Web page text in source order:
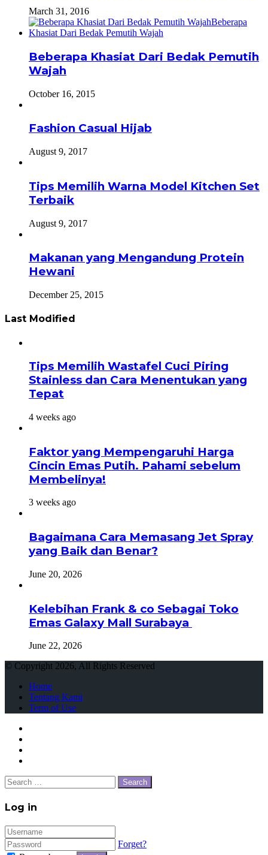
March 31, 2016
Beberapa Khasiat Dari Bedak Pemutih
Wajah
October 16, 2015
Fashion Casual Hijab
August 9, 2017
Tips Memilih Warna Model Kitchen Set
Terbaik
August 9, 2017
Makanan yang Mengandung Protein
Hewani
December 25, 2015
Last Modified
Tips Memilih Wastafel Cuci Piring
Stainless dan Cara Menentukan yang
Tepat
4 weeks ago
Faktor yang Mempengaruhi Harga
Cincin Emas Putih. Pahami sebelum
Membelinya!
3 weeks ago
Bagaimana Cara Memasang Jet Spray
yang Baik dan Benar?
June 20, 2026
Kelebihan Frank & co Sebagai Toko
Emas Galaxy Mall Surabaya
June 22, 2026
© Copyright 2026, All Rights Reserved
Home
Tentang Kami
Term of Use
Close
Search
for:
Close
Log in
Forget?